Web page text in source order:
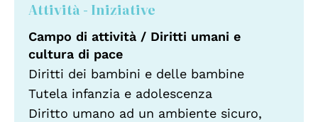
Attività - Iniziative
Campo di attività / Diritti umani e
cultura di pace
Diritti dei bambini e delle bambine
Tutela infanzia e adolescenza
Diritto umano ad un ambiente sicuro,